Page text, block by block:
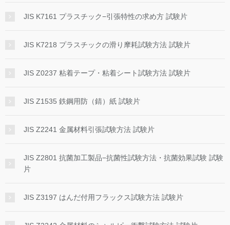
JIS K7161 プラスチック−引張特性の求め方 試験片
JIS K7218 プラスチックの滑り摩耗試験方法 試験片
JIS Z0237 粘着テープ・粘着シート試験方法 試験片
JIS Z1535 鉄鋼用防（錆）紙 試験片
JIS Z2241 金属材料引張試験方法 試験片
JIS Z2801 抗菌加工製品−抗菌性試験方法・抗菌効果試験 試験
片
JIS Z3197 はんだ付用フラックス試験方法 試験片